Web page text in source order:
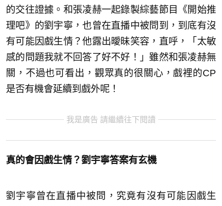
的交往證據。和張凌赫一起錄製綜藝節目《開始推
理吧》的劉宇寧，也曾在直播中被問到，到底有沒
有可能因戲生情？他露出曖昧笑容，直呼，「太敏
感的問題我就不回答了好不好！」雖然和張凌赫無
關，不過也可看出，觀眾真的很關心，戲裡的CP
是否有機會延續到戲外呢！
我是廣告 請繼續往下閱讀
真的會因戲生情？劉宇寧答案有玄機
劉宇寧曾在直播中被問，究竟有沒有可能因戲生